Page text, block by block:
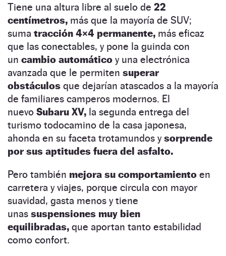
Tiene una altura libre al suelo de 22
centímetros, más que la mayoría de SUV;
suma tracción 4×4 permanente, más eficaz
que las conectables, y pone la guinda con
un cambio automático y una electrónica
avanzada que le permiten superar
obstáculos que dejarían atascados a la mayoría
de familiares camperos modernos. El
nuevo Subaru XV, la segunda entrega del
turismo todocamino de la casa japonesa,
ahonda en su faceta trotamundos ysorprende
por sus aptitudes fuera del asfalto.
Pero también mejora su comportamiento en
carretera y viajes, porque circula con mayor
suavidad, gasta menos y tiene
unas suspensiones muy bien
equilibradas, que aportan tanto estabilidad
como confort.